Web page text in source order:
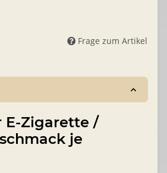
Frage zum Artikel
E-Zigarette /
je